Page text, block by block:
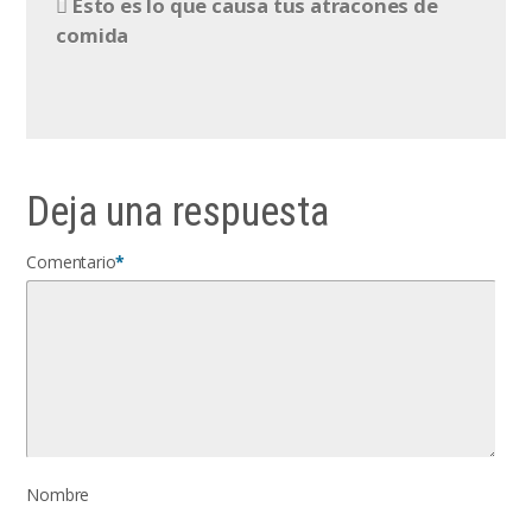
comida
Deja una respuesta
Comentario*
Nombre